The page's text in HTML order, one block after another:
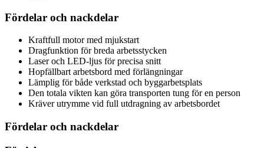
Fördelar och nackdelar
Kraftfull motor med mjukstart
Dragfunktion för breda arbetsstycken
Laser och LED-ljus för precisa snitt
Hopfällbart arbetsbord med förlängningar
Lämplig för både verkstad och byggarbetsplats
Den totala vikten kan göra transporten tung för en person
Kräver utrymme vid full utdragning av arbetsbordet
Fördelar och nackdelar